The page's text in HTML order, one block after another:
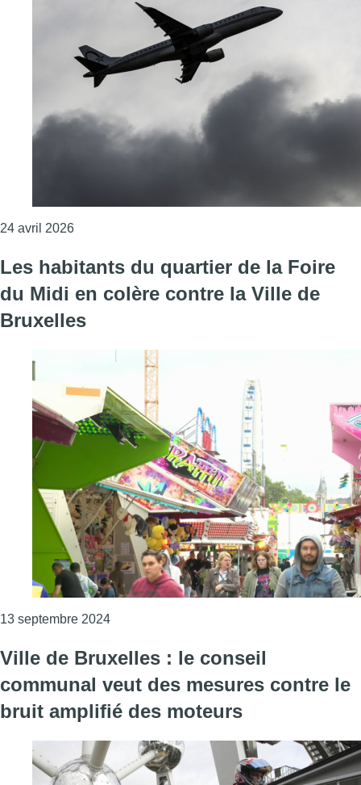
24 avril 2026Consulter l'article "Nuisances sonores des avions
Les habitants du quartier de la Foire
du Midi en colère contre la Ville de
Bruxelles
13 septembre 2024Consulter l'article "Les habitants du
Ville de Bruxelles : le conseil
communal veut des mesures contre le
bruit amplifié des moteurs